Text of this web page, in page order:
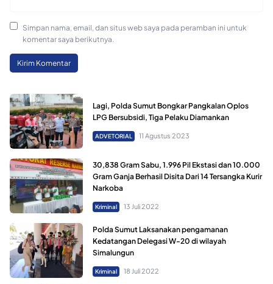
Simpan nama, email, dan situs web saya pada peramban ini untuk
komentar saya berikutnya.
Lagi, Polda Sumut Bongkar Pangkalan Oplos
LPG Bersubsidi, Tiga Pelaku Diamankan
ADVETORIAL 11 Agustus 2023
30,838 Gram Sabu, 1.996 Pil Ekstasi dan 10.000
Gram Ganja Berhasil Disita Dari 14 Tersangka Kurir
Narkoba
Kriminal 13 Juli 2022
Polda Sumut Laksanakan pengamanan
Kedatangan Delegasi W-20 di wilayah
Simalungun
Kriminal 18 Juli 2022